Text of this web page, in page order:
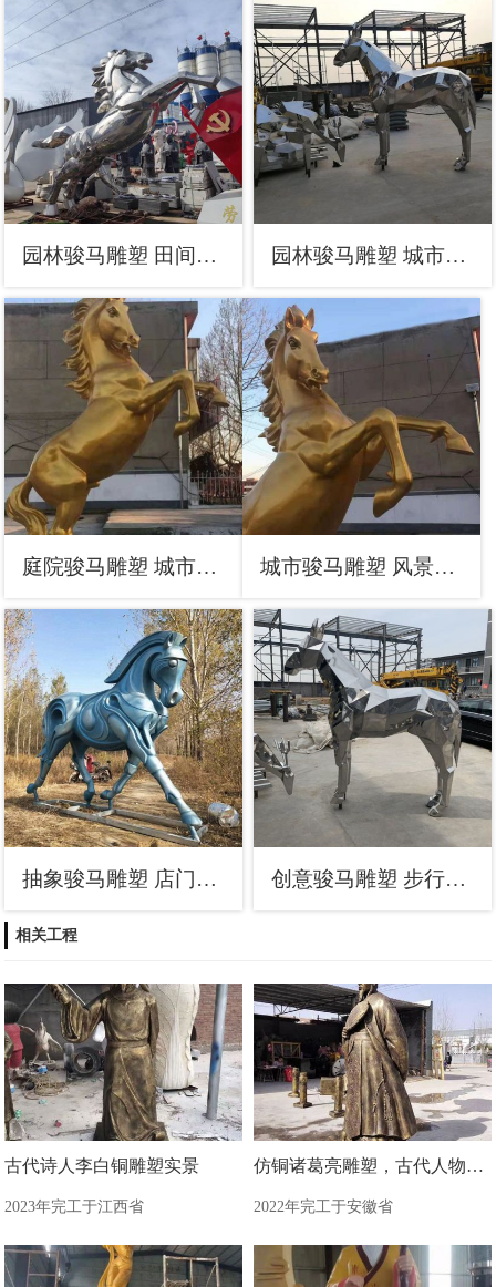
园林骏马雕塑 田间彩绘雕塑 仿真摆件 园林骏马雕塑 城市广场雕塑 步行街摆件
庭院骏马雕塑 城市古铜色雕塑 动物小品 城市骏马雕塑 风景区彩绘雕塑 抽象摆件
抽象骏马雕塑 店门口彩绘雕塑 步行街摆件 创意骏马雕塑 步行街店门口雕塑 镜面小品
相关工程
古代诗人李白铜雕塑实景
2023年完工于江西省
仿铜诸葛亮雕塑，古代人物雕塑
2022年完工于安徽省